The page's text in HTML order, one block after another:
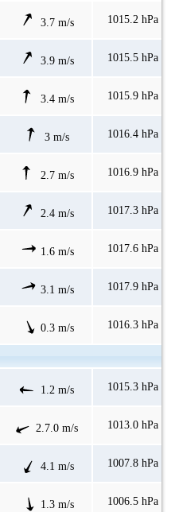
3.7 m/s 1015.2 hPa
3.9 m/s 1015.5 hPa
3.4 m/s 1015.9 hPa
3 m/s 1016.4 hPa
2.7 m/s 1016.9 hPa
2.4 m/s 1017.3 hPa
1.6 m/s 1017.6 hPa
3.1 m/s 1017.9 hPa
0.3 m/s 1016.3 hPa
1.2 m/s 1015.3 hPa
2.7.0 m/s 1013.0 hPa
4.1 m/s 1007.8 hPa
1.3 m/s 1006.5 hPa